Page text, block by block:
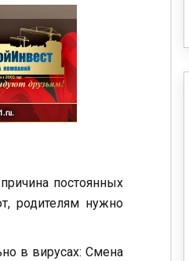
постоянных
родителям нужно
в вирусах: Смена